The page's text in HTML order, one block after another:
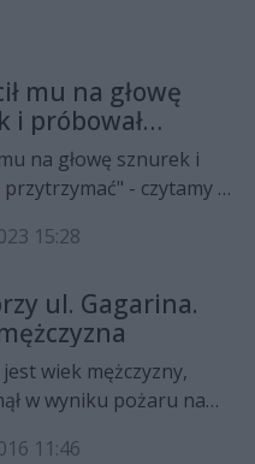
mu na głowę
i próbował
Co działo się
na głowę sznurek i
przytrzymać" - czytamy w
mężczyzny, który
dzieci i za nimi
także dusić je
Podejrzewany 30-latek
i
w szpitalu.
15:28
ul. Gagarina.
wiek mężczyzny,
w wyniku pożaru na
11:46